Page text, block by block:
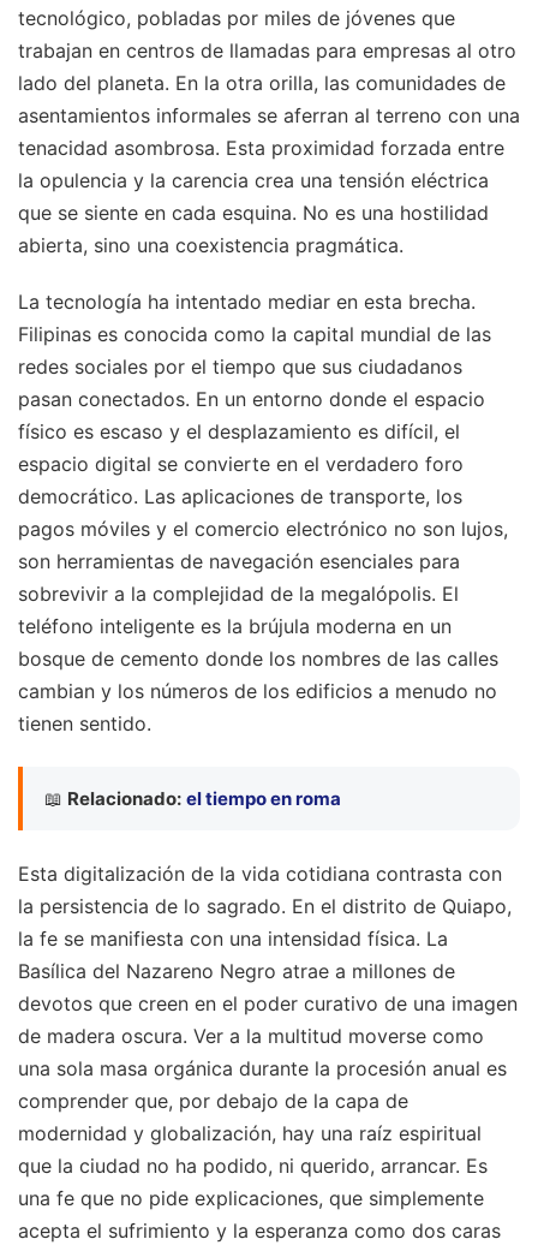
tecnológico, pobladas por miles de jóvenes que
trabajan en centros de llamadas para empresas al otro
lado del planeta. En la otra orilla, las comunidades de
asentamientos informales se aferran al terreno con una
tenacidad asombrosa. Esta proximidad forzada entre
la opulencia y la carencia crea una tensión eléctrica
que se siente en cada esquina. No es una hostilidad
abierta, sino una coexistencia pragmática.
La tecnología ha intentado mediar en esta brecha.
Filipinas es conocida como la capital mundial de las
redes sociales por el tiempo que sus ciudadanos
pasan conectados. En un entorno donde el espacio
físico es escaso y el desplazamiento es difícil, el
espacio digital se convierte en el verdadero foro
democrático. Las aplicaciones de transporte, los
pagos móviles y el comercio electrónico no son lujos,
son herramientas de navegación esenciales para
sobrevivir a la complejidad de la megalópolis. El
teléfono inteligente es la brújula moderna en un
bosque de cemento donde los nombres de las calles
cambian y los números de los edificios a menudo no
tienen sentido.
📖 Relacionado: el tiempo en roma
Esta digitalización de la vida cotidiana contrasta con
la persistencia de lo sagrado. En el distrito de Quiapo,
la fe se manifiesta con una intensidad física. La
Basílica del Nazareno Negro atrae a millones de
devotos que creen en el poder curativo de una imagen
de madera oscura. Ver a la multitud moverse como
una sola masa orgánica durante la procesión anual es
comprender que, por debajo de la capa de
modernidad y globalización, hay una raíz espiritual
que la ciudad no ha podido, ni querido, arrancar. Es
una fe que no pide explicaciones, que simplemente
acepta el sufrimiento y la esperanza como dos caras